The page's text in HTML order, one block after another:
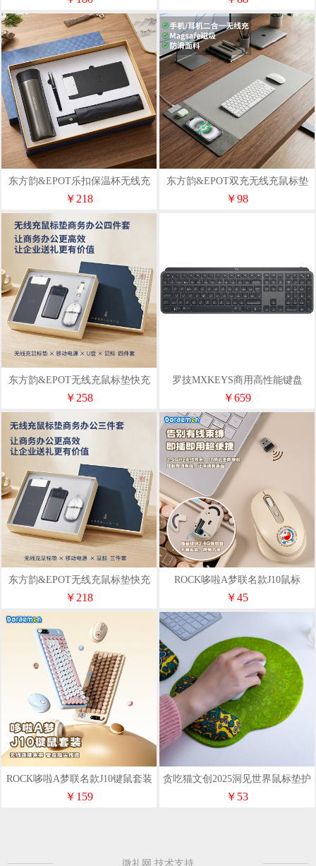
东方韵&EPOT乐扣保温杯无线充
鼠标垫雨伞笔四件套
￥218
东方韵&EPOT双充无线充鼠标垫
大号办公桌垫
￥98
东方韵&EPOT无线充鼠标垫快充
电源U盘双模无线蓝牙鼠标套装
￥258
罗技MXKEYS商用高性能键盘
￥659
东方韵&EPOT无线充鼠标垫快充
电源双模无线蓝牙鼠标三件套
￥218
ROCK哆啦A梦联名款J10鼠标
￥45
ROCK哆啦A梦联名款J10键鼠套装
￥159
贪吃猫文创2025洞见世界鼠标垫护
腕套装
￥53
微礼网 技术支持